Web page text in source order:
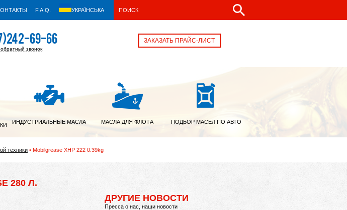
F.A.Q. УКРАЇНСЬКА
ЗАКАЗАТЬ ПРАЙС-ЛИСТ
69-66
обратный звонок
ИНДУСТРИАЛЬНЫЕ МАСЛА МАСЛА ДЛЯ ФЛОТА ПОДБОР МАСЕЛ ПО АВТО
техники Mobilgrease XHP 222 0.39kg
ДРУГИЕ НОВОСТИ
Пресса о нас, наши новости
280 Л.